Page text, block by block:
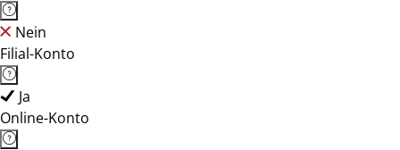
Nein
Filial-Konto
Ja
Online-Konto